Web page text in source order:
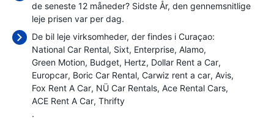
de seneste 12 måneder? Sidste År, den gennemsnitlige
leje prisen var per dag.
De bil leje virksomheder, der findes i Curaçao:
National Car Rental Sixt Enterprise Alamo
Green Motion Budget Hertz Dollar Rent a Car
Europcar Boric Car Rental Carwiz rent a car Avis
Fox Rent A Car NÜ Car Rentals Ace Rental Cars
ACE Rent A Car Thrifty
.